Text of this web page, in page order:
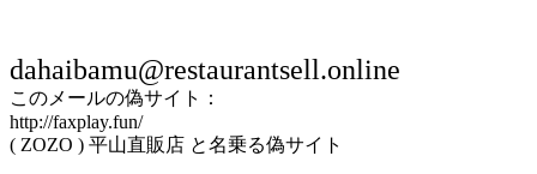
dahaibamu@restaurantsell.online
このメールの偽サイト：
http://faxplay.fun/
( ZOZO ) 平山直販店 と名乗る偽サイト